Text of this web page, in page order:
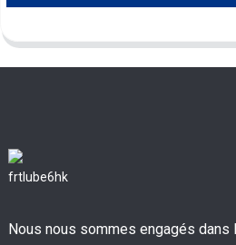
Nous nous sommes engagés dans